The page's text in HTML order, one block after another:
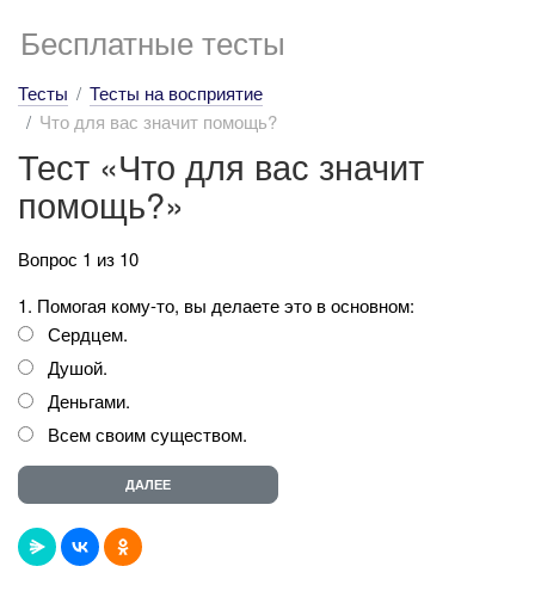
Бесплатные тесты
Тесты
Тесты на восприятие
Что для вас значит помощь?
Тест «Что для вас значит
помощь?»
Вопрос 1 из 10
1. Помогая кому-то, вы делаете это в основном:
Сердцем.
Душой.
Деньгами.
Всем своим существом.